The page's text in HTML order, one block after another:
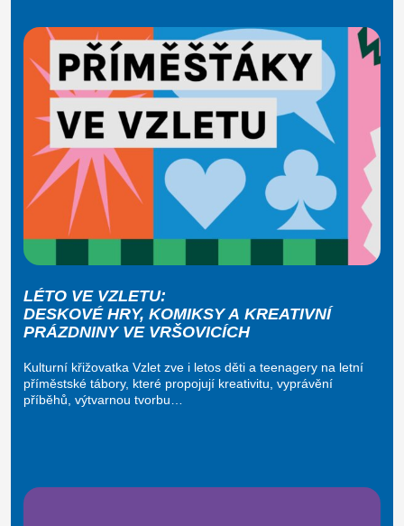
LÉTO VE VZLETU:
DESKOVÉ HRY, KOMIKSY A KREATIVNÍ
PRÁZDNINY VE VRŠOVICÍCH
Kulturní křižovatka Vzlet zve i letos děti a teenagery na letní
příměstské tábory, které propojují kreativitu, vyprávění
příběhů, výtvarnou tvorbu…